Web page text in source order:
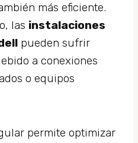
más eficiente.
las instalaciones
pueden sufrir
a conexiones
o equipos
permite optimizar